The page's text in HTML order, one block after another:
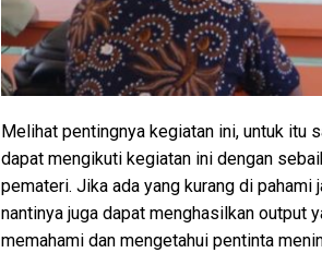
Melihat pentingnya kegiatan ini, untuk
dapat mengikuti kegiatan ini dengan
pemateri. Jika ada yang kurang di pahami
nantinya juga dapat menghasilkan output
memahami dan mengetahui pentinta